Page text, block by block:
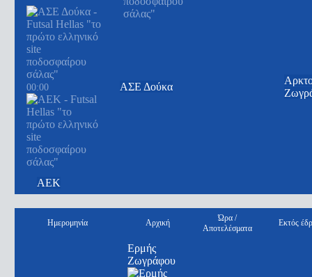
00:00 ΑΣΕ Δούκα
ΑΕΚ
Ημερομηνία Αρχική
Ώρα /
Αποτελέσματα
Εκτός
Ερμής
Ζωγράφου